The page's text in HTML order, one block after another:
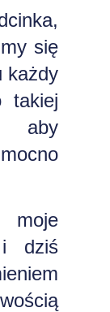
się
każdy
takiej
aby
moje
i dziś